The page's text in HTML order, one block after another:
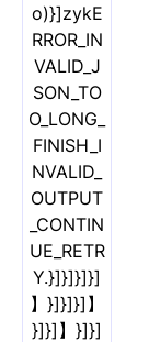
o)}]zykE
RROR_IN
VALID_J
SON_TO
O_LONG_
FINISH_I
NVALID_
OUTPUT
_CONTIN
UE_RETR
Y.}]}]}]}]
】}]}]}]】
}]}]】}]}]